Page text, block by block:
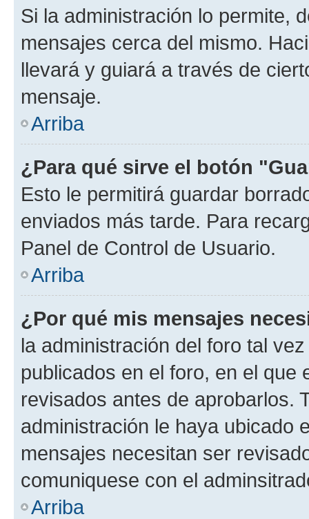
Si la administración lo permite,
mensajes cerca del mismo.
llevará y guiará a través de
mensaje.
Arriba
¿Para qué sirve el botón
Esto le permitirá guardar
enviados más tarde. Para
Panel de Control de Usuario.
Arriba
¿Por qué mis mensajes
la administración del foro tal
publicados en el foro, en el
revisados antes de aprobarlos.
administración le haya ubicado
mensajes necesitan ser
comuniquese con el
Arriba